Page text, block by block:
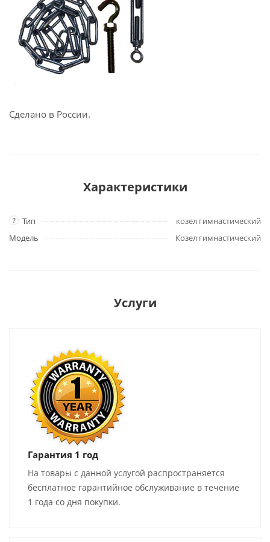
Сделано в России.
Характеристики
? Тип
козел гимнастический
Модель
Козел гимнастический
Услуги
Гарантия 1 год
На товары с данной услугой распространяется
бесплатное гарантийное обслуживание в течение
1 года со дня покупки.